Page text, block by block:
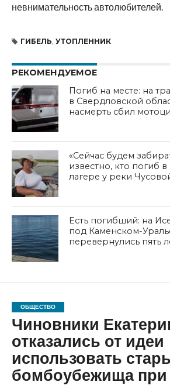
невнимательность автолюбителей.
ГИБЕЛЬ УТОПЛЕННИК
РЕКОМЕНДУЕМОЕ
Погиб на месте: на
в Свердловской
насмерть сбил
«Сейчас будем
известно, кто погиб
лагере у реки
Есть погибший: на
под Каменском-
перевернулись пять
ОБЩЕСТВО
Чиновники
отказались от идеи
использовать
бомбоубежища при